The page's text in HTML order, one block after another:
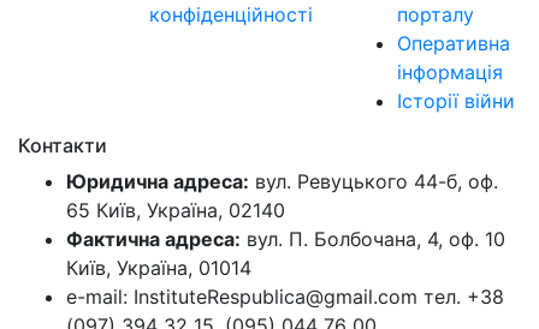
конфіденційності
порталу
Оперативна
інформація
Історії війни
Контакти
Юридична адреса: вул. Ревуцького 44-б, оф.
65 Київ, Україна, 02140
Фактична адреса: вул. П. Болбочана, 4, оф. 10
Київ, Україна, 01014
e-mail: InstituteRespublica@gmail.com тел. +38